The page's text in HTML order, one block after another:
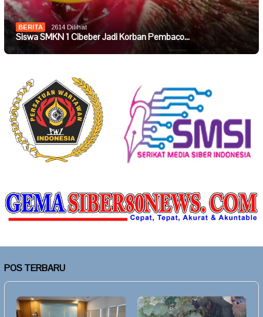
BERITA 2614 Dilihat
Siswa SMKN 1 Cibeber Jadi Korban Pembaco…
POS TERBARU